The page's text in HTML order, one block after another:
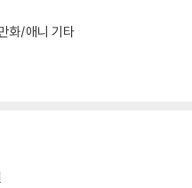
화/애니 기타